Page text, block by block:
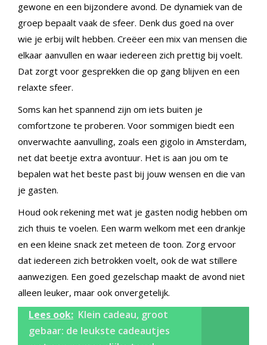
gewone en een bijzondere avond. De dynamiek van de
groep bepaalt vaak de sfeer. Denk dus goed na over
wie je erbij wilt hebben. Creëer een mix van mensen die
elkaar aanvullen en waar iedereen zich prettig bij voelt.
Dat zorgt voor gesprekken die op gang blijven en een
relaxte sfeer.
Soms kan het spannend zijn om iets buiten je
comfortzone te proberen. Voor sommigen biedt een
onverwachte aanvulling, zoals een gigolo in Amsterdam,
net dat beetje extra avontuur. Het is aan jou om te
bepalen wat het beste past bij jouw wensen en die van
je gasten.
Houd ook rekening met wat je gasten nodig hebben om
zich thuis te voelen. Een warm welkom met een drankje
en een kleine snack zet meteen de toon. Zorg ervoor
dat iedereen zich betrokken voelt, ook de wat stillere
aanwezigen. Een goed gezelschap maakt de avond niet
alleen leuker, maar ook onvergetelijk.
Lees ook: Klein cadeau, groot
gebaar: de leukste cadeautjes